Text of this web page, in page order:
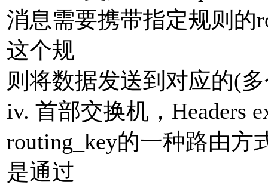
消息需要携带指定规则的
这个规
则将数据发送到对应的(
iv. ⾸部交换机，Headers
routing_key的⼀种路由
是通过